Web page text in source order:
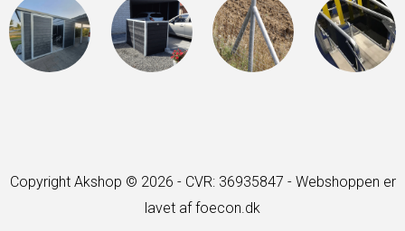
Copyright Akshop © 2026 - CVR: 36935847 - Webshoppen er
lavet af foecon.dk